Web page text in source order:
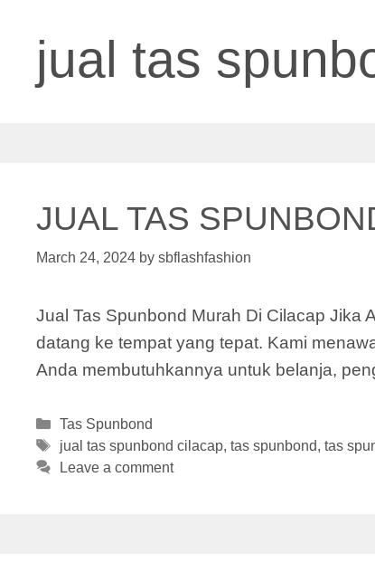
jual tas
JUAL TAS
March 24, 2024 by sbflashfashion
Jual Tas Spunbond Murah Di Cilacap Jika
datang ke tempat yang tepat. Kami
Anda membutuhkannya untuk belanja,
Categories
Tas Spunbond
Tags
jual tas spunbond cilacap, tas spunbond, tas
Leave a comment